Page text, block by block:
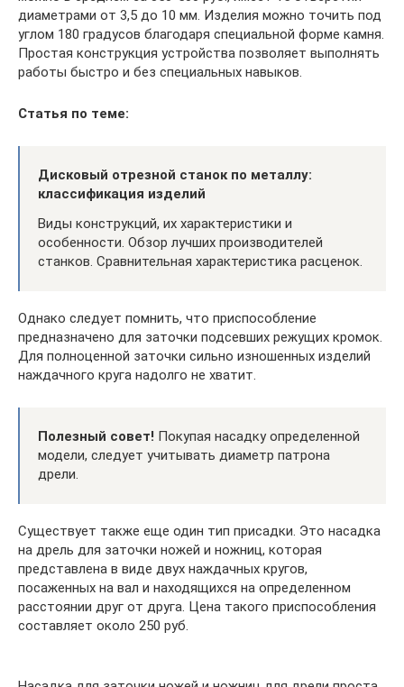
диаметрами от 3,5 до 10 мм. Изделия можно точить под
углом 180 градусов благодаря специальной форме камня.
Простая конструкция устройства позволяет выполнять
работы быстро и без специальных навыков.
Статья по теме:
Дисковый отрезной станок по металлу:
классификация изделий
Виды конструкций, их характеристики и
особенности. Обзор лучших производителей
станков. Сравнительная характеристика расценок.
Однако следует помнить, что приспособление
предназначено для заточки подсевших режущих кромок.
Для полноценной заточки сильно изношенных изделий
наждачного круга надолго не хватит.
Полезный совет! Покупая насадку определенной
модели, следует учитывать диаметр патрона
дрели.
Существует также еще один тип присадки. Это насадка
на дрель для заточки ножей и ножниц, которая
представлена в виде двух наждачных кругов,
посаженных на вал и находящихся на определенном
расстоянии друг от друга. Цена такого приспособления
составляет около 250 руб.